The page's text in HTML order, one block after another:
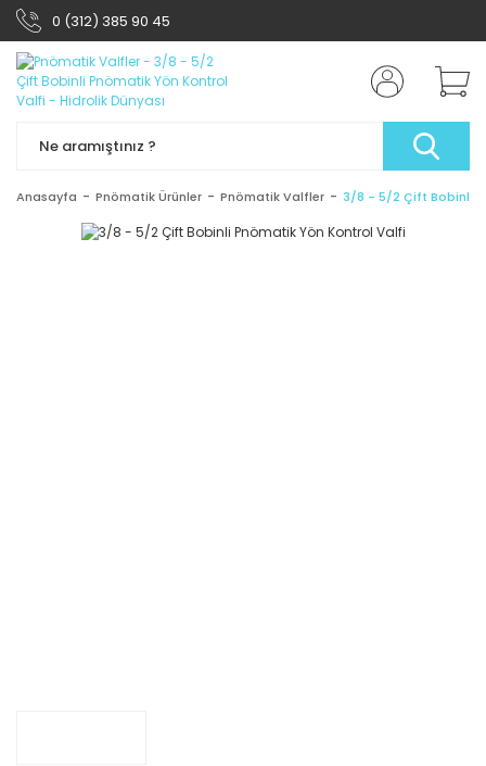
0 (312) 385 90 45
Anasayfa Pnömatik Ürünler Pnömatik Valfler 3/8 - 5/2 Çift Bobinli